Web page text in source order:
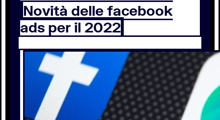
Novità delle facebook
ads per il 2022